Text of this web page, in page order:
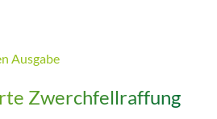
Ausgabe
Zwerchfellraffung